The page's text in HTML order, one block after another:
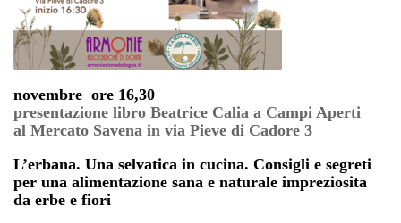
novembre ore 16,30
presentazione libro Beatrice Calia a Campi Aperti
al Mercato Savena in via Pieve di Cadore 3
L’erbana. Una selvatica in cucina. Consigli e segreti
per una alimentazione sana e naturale impreziosita
da erbe e fiori